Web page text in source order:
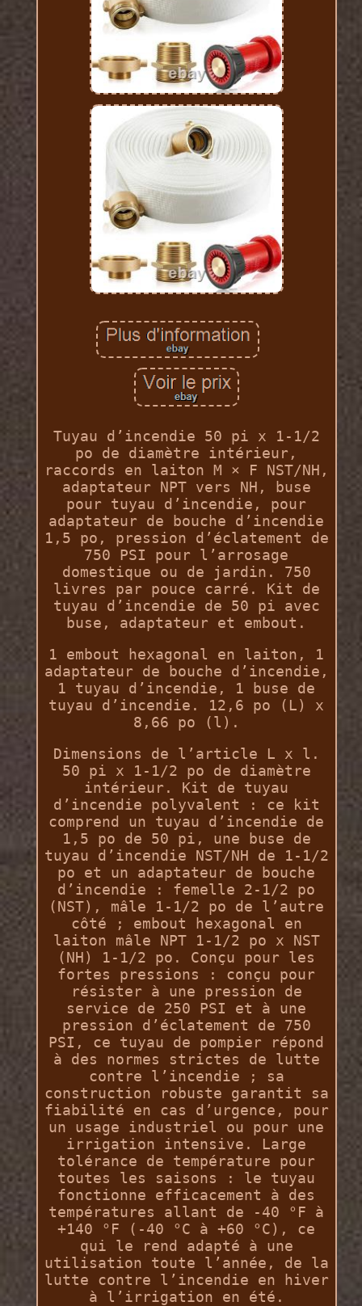
Tuyau d’incendie 50 pi x 1-1/2
po de diamètre intérieur,
raccords en laiton M × F NST/NH,
adaptateur NPT vers NH, buse
pour tuyau d’incendie, pour
adaptateur de bouche d’incendie
1,5 po, pression d’éclatement de
750 PSI pour l’arrosage
domestique ou de jardin. 750
livres par pouce carré. Kit de
tuyau d’incendie de 50 pi avec
buse, adaptateur et embout.
1 embout hexagonal en laiton, 1
adaptateur de bouche d’incendie,
1 tuyau d’incendie, 1 buse de
tuyau d’incendie. 12,6 po (L) x
8,66 po (l).
Dimensions de l’article L x l.
50 pi x 1-1/2 po de diamètre
intérieur. Kit de tuyau
d’incendie polyvalent : ce kit
comprend un tuyau d’incendie de
1,5 po de 50 pi, une buse de
tuyau d’incendie NST/NH de 1-1/2
po et un adaptateur de bouche
d’incendie : femelle 2-1/2 po
(NST), mâle 1-1/2 po de l’autre
côté ; embout hexagonal en
laiton mâle NPT 1-1/2 po x NST
(NH) 1-1/2 po. Conçu pour les
fortes pressions : conçu pour
résister à une pression de
service de 250 PSI et à une
pression d’éclatement de 750
PSI, ce tuyau de pompier répond
à des normes strictes de lutte
contre l’incendie ; sa
construction robuste garantit sa
fiabilité en cas d’urgence, pour
un usage industriel ou pour une
irrigation intensive. Large
tolérance de température pour
toutes les saisons : le tuyau
fonctionne efficacement à des
températures allant de -40 °F à
+140 °F (-40 °C à +60 °C), ce
qui le rend adapté à une
utilisation toute l’année, de la
lutte contre l’incendie en hiver
à l’irrigation en été.